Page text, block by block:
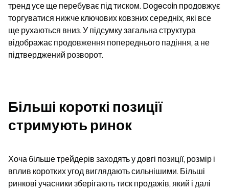
тренд усе ще перебуває під тиском. Dogecoin продовжує
торгуватися нижче ключових ковзних середніх, які все
ще рухаються вниз. У підсумку загальна структура
відображає продовження попереднього падіння, а не
підтверджений розворот.
Більші короткі позиції
стримують ринок
Хоча більше трейдерів заходять у довгі позиції, розмір і
вплив коротких угод виглядають сильнішими. Більші
ринкові учасники зберігають тиск продажів, який і далі